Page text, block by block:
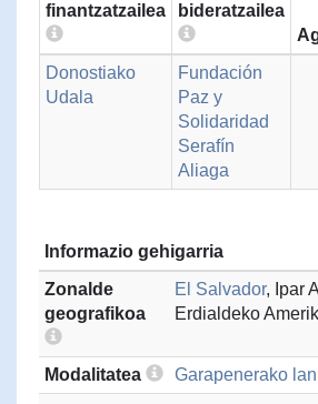
finantzatzailea
bideratzailea
Donostiako
Udala
Fundación
Paz y
Solidaridad
Serafín
Aliaga
Informazio gehigarria
Zonalde
geografikoa
El Salvador, Ipar
Erdialdeko
Modalitatea
Garapenerako